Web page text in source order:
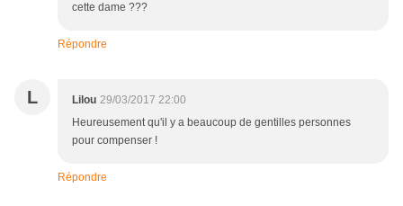
cette dame ???
Répondre
L Lilou 29/03/2017 22:00
Heureusement qu'il y a beaucoup de gentilles personnes
pour compenser !
Répondre